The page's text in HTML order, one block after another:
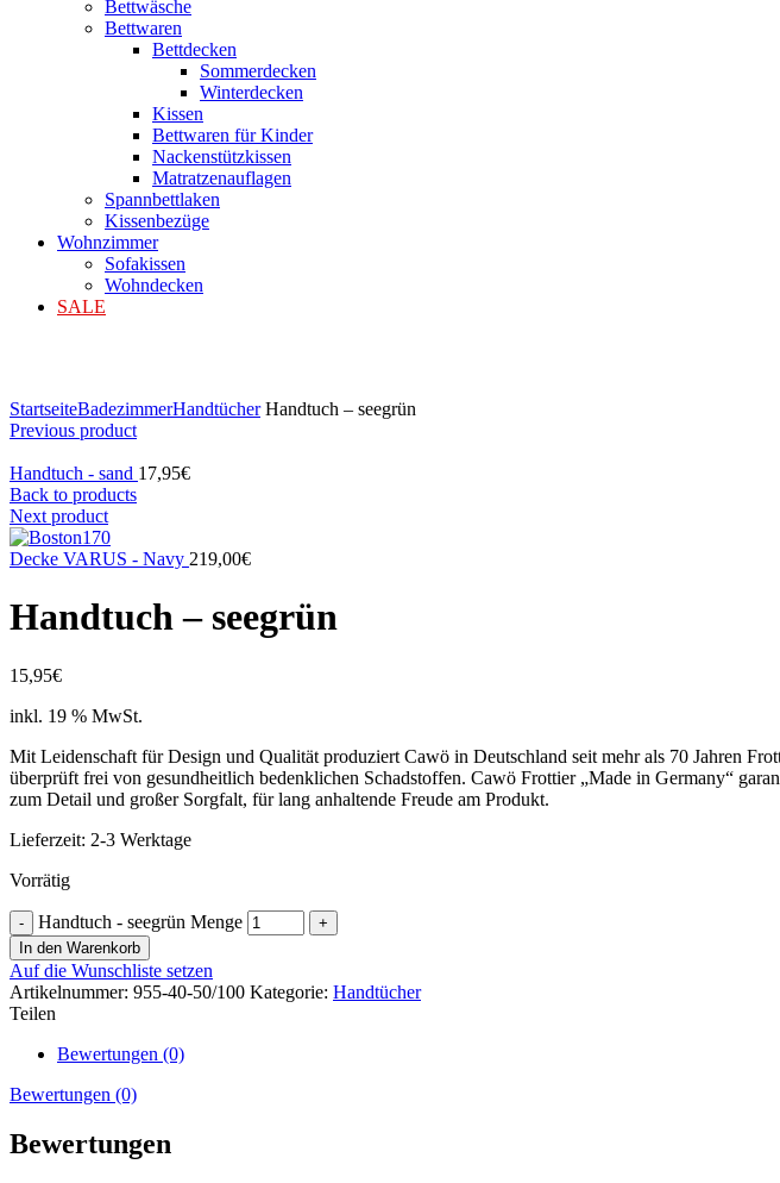
Bettwäsche
Bettwaren
Bettdecken
Sommerdecken
Winterdecken
Kissen
Bettwaren für Kinder
Nackenstützkissen
Matratzenauflagen
Spannbettlaken
Kissenbezüge
Wohnzimmer
Sofakissen
Wohndecken
SALE
StartseiteBadezimmerHandtücherHandtuch – seegrün
Previous product
Handtuch - sand 17,95€
Back to products
Next product
Decke VARUS - Navy 219,00€
Handtuch – seegrün
15,95€
inkl. 19 % MwSt.
Mit Leidenschaft für Design und Qualität produziert Cawö in Deutschland seit mehr als 70 Jahren
überprüft frei von gesundheitlich bedenklichen Schadstoffen. Cawö Frottier „Made in Germany“
zum Detail und großer Sorgfalt, für lang anhaltende Freude am Produkt.
Lieferzeit: 2-3 Werktage
Vorrätig
Handtuch - seegrün Menge
In den Warenkorb
Auf die Wunschliste setzen
Artikelnummer: 955-40-50/100 Kategorie: Handtücher
Teilen
Bewertungen (0)
Bewertungen (0)
Bewertungen